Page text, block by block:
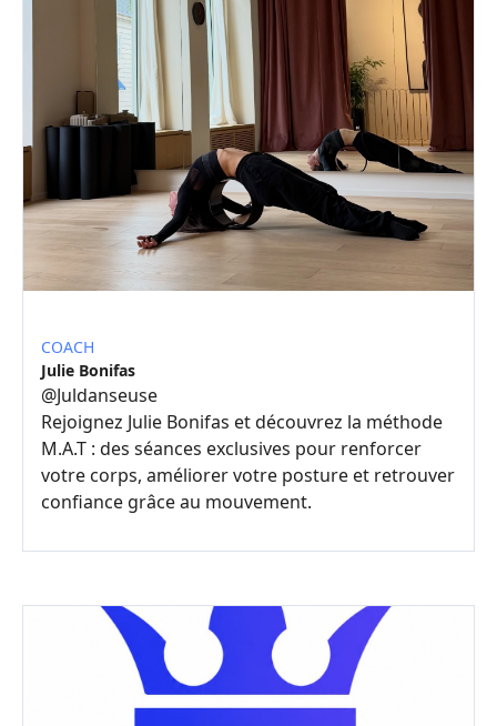
COACH
Julie Bonifas
@Juldanseuse
Rejoignez Julie Bonifas et découvrez la méthode
M.A.T : des séances exclusives pour renforcer
votre corps, améliorer votre posture et retrouver
confiance grâce au mouvement.